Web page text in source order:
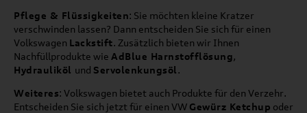
Pflege & Flüssigkeiten: Sie möchten kleine Kratzer
verschwinden lassen? Dann entscheiden Sie sich für einen
Volkswagen Lackstift. Zusätzlich bieten wir Ihnen
Nachfüllprodukte wie AdBlue Harnstofflösung,
Hydrauliköl und Servolenkungsöl.
Weiteres: Volkswagen bietet auch Produkte für den Verzehr.
Entscheiden Sie sich jetzt für einen VW Gewürz Ketchup oder